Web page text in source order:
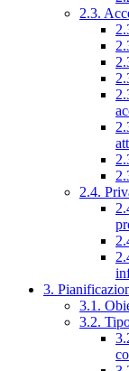
2.3.
2.4.
3.
3.1.
3.2.